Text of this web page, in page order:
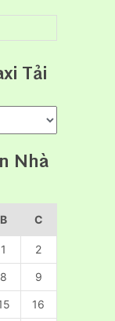
Tải
Nhà
B C
1 2
8 9
16